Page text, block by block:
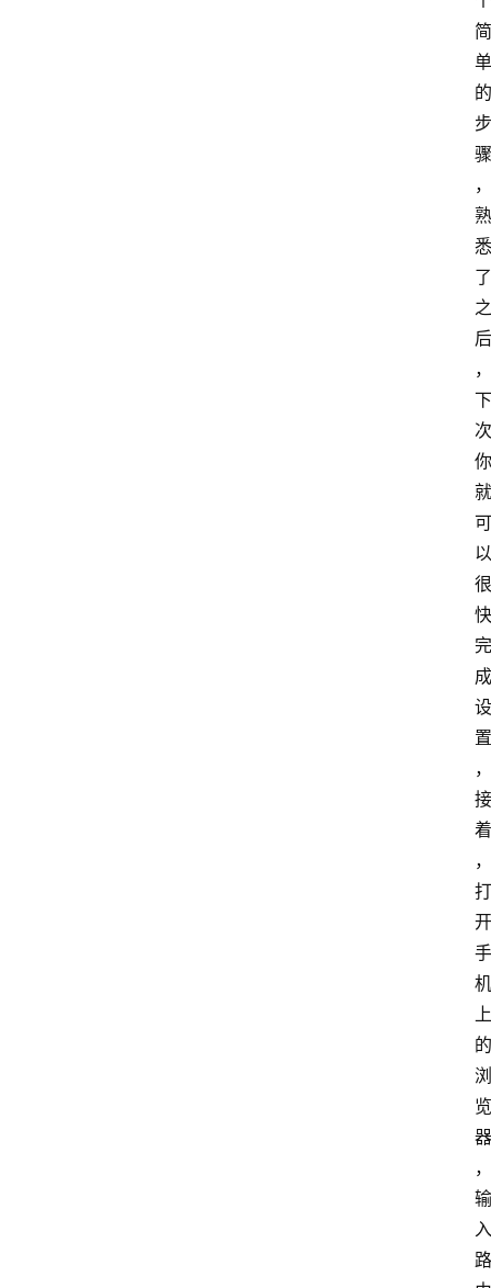
简
单
的
步
骤
，
熟
悉
了
之
后
，
下
次
你
就
可
以
很
快
完
成
设
置
，
接
着
，
打
开
手
机
上
的
浏
览
器
，
输
入
路